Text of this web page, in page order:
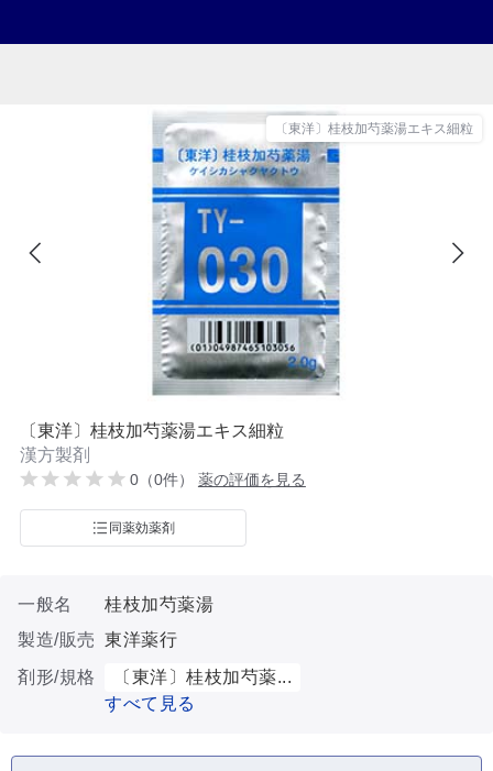
〔東洋〕桂枝加芍薬湯エキス細粒
〔東洋〕桂枝加芍薬湯エキス細粒
漢方製剤
0（0件） 薬の評価を見る
同薬効薬剤
一般名
桂枝加芍薬湯
製造/販売 東洋薬行
剤形/規格
〔東洋〕桂枝加芍薬...
すべて見る